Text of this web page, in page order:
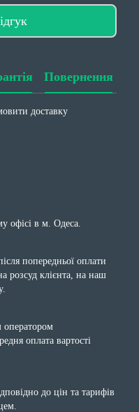
Повернення
доставку
офісі в м. Одеса.
попередньої оплати
розсуд клієнта, на наш
оператором
оплата вартості
до цін та тарифів